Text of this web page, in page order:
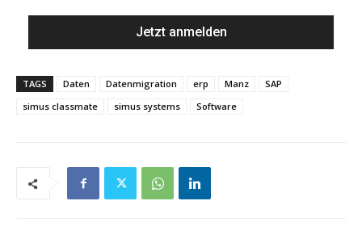
TAGS Daten Datenmigration erp Manz
SAP
simus classmate
simus systems Software